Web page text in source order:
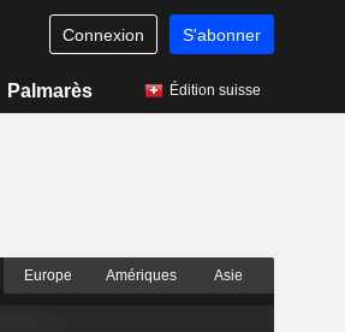
Connexion S'abonner
Palmarès Édition suisse
Europe Amériques Asie